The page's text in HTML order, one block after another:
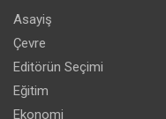
Asayiş
Çevre
Editörün Seçimi
Eğitim
Ekonomi